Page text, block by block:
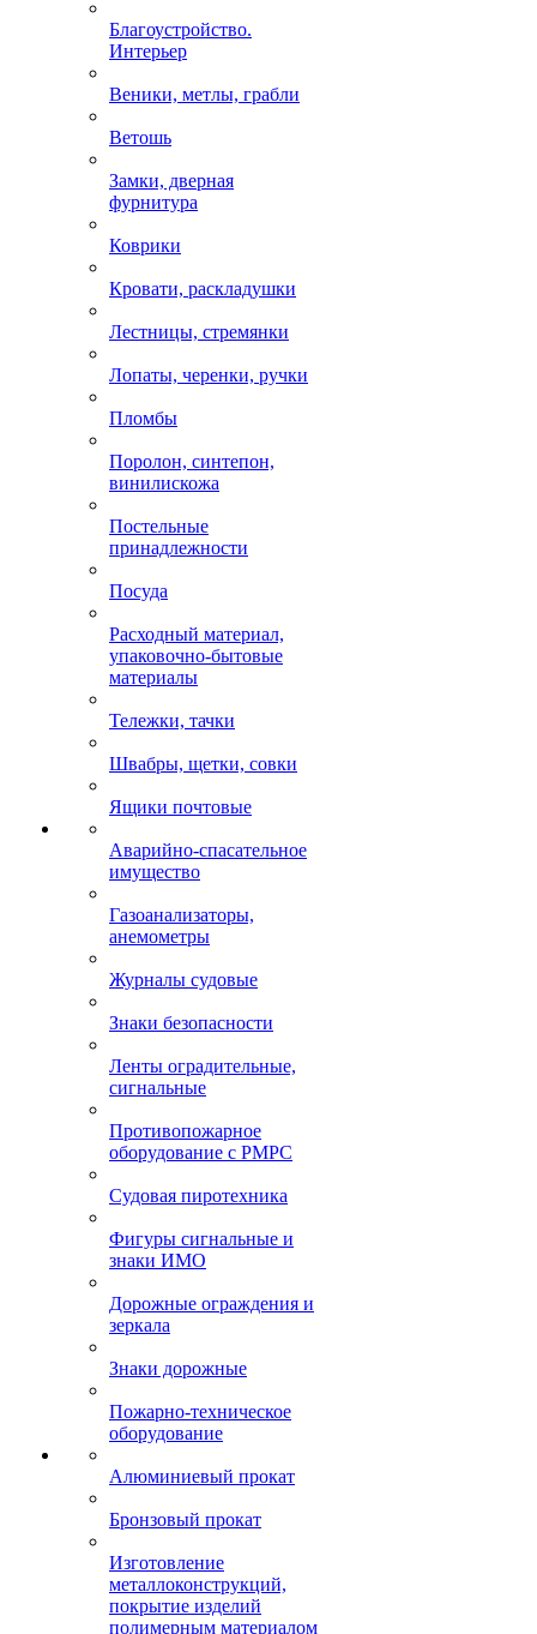
Благоустройство.
Интерьер
Веники, метлы, грабли
Ветошь
Замки, дверная
фурнитура
Коврики
Кровати, раскладушки
Лестницы, стремянки
Лопаты, черенки, ручки
Пломбы
Поролон, синтепон,
винилискожа
Постельные
принадлежности
Посуда
Расходный материал,
упаковочно-бытовые
материалы
Тележки, тачки
Швабры, щетки, совки
Ящики почтовые
Аварийно-спасательное
имущество
Газоанализаторы,
анемометры
Журналы судовые
Знаки безопасности
Ленты оградительные,
сигнальные
Противопожарное
оборудование с РМРС
Судовая пиротехника
Фигуры сигнальные и
знаки ИМО
Дорожные ограждения и
зеркала
Знаки дорожные
Пожарно-техническое
оборудование
Алюминиевый прокат
Бронзовый прокат
Изготовление
металлоконструкций,
покрытие изделий
полимерным материалом